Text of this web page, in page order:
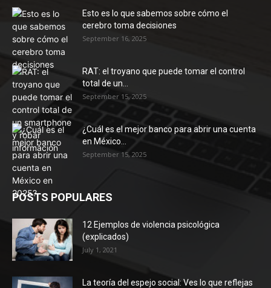
Esto es lo que sabemos sobre cómo el
cerebro toma decisiones
September 16, 2025
RAT: el troyano que puede tomar el control
total de un...
September 15, 2025
¿Cuál es el mejor banco para abrir una cuenta
en México...
September 15, 2025
POSTS POPULARES
12 Ejemplos de violencia psicológica
(explicados)
July 1, 2021
La teoría del espejo social: Ves lo que reflejas